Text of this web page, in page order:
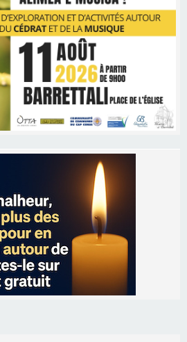
producteurs à Cruculi le
A Nuciola organise une